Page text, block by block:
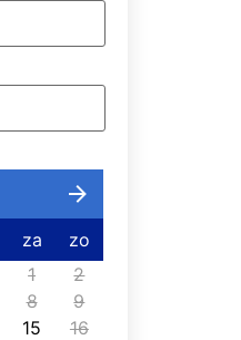
za
zo
1
2
8
9
15
16